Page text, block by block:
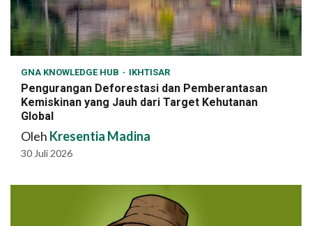
GNA KNOWLEDGE HUB IKHTISAR
Pengurangan Deforestasi dan Pemberantasan
Kemiskinan yang Jauh dari Target Kehutanan
Global
Oleh Kresentia Madina
30 Juli 2026